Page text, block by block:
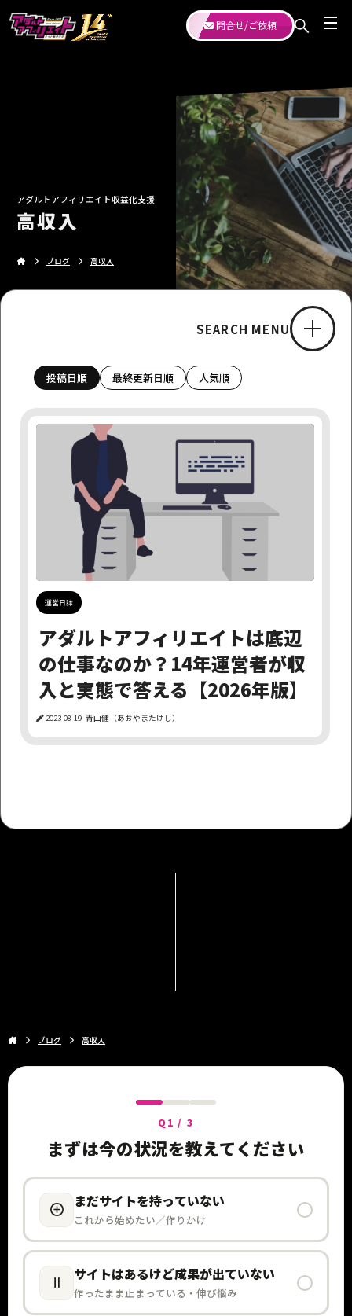
問合せ/ご依頼
アダルトアフィリエイト収益化支援
高収入
ブログ 高収入
SEARCH MENU
カテゴリーで探す
アダルトアフィリエイト情報
アフィリエイトニュース
アフィリエイト基礎学習
お知らせ
サイト制作超基本事項
つぶやき
ネットビジネス
制作代行サービスについて
完成サイト販売
運営日誌
月日で探す
タグで探す
戦略 写真集 収益化 デザイン
SEO
もっと見る
投稿日順 最終更新日順 人気順
運営日誌
アダルトアフィリエイトは底辺
の仕事なのか？14年運営者が収
入と実態で答える【2026年版】
2023-08-19 青山健（あおやまたけし）
ブログ 高収入
Q1 / 3
まずは今の状況を教えてください
まだサイトを持っていない
これから始めたい／作りかけ
サイトはあるけど成果が出ていない
作ったまま止まっている・伸び悩み